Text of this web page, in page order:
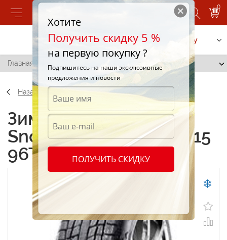
0
Позвонить Заказать услугу
Главная / Centara Snow Cutter 205/70 R15 96T
Назад
Зимние шины Centara
Snow Cutter 205/70 R15
96T
Хотите
Получить скидку 5 %
на первую покупку ?
Подпишитесь на наши эксклюзивные
предложения и новости
ПОЛУЧИТЬ СКИДКУ